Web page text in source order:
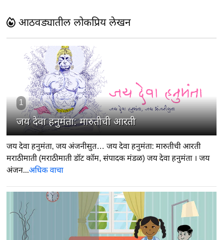
आठवड्यातील लोकप्रिय लेखन
1
जय देवा हनुमंता: मारुतीची आरती
जय देवा हनुमंता, जय अंजनीसुत… जय देवा हनुमंता: मारुतीची आरती
मराठीमाती (मराठीमाती डॉट कॉम, संपादक मंडळ) जय देवा हनुमंता । जय
अंजन...अधिक वाचा